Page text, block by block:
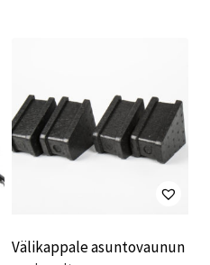
Välikappale asuntovaunun